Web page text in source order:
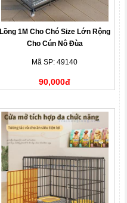
Lồng 1M Cho Chó Size Lớn Rộng
Cho Cún Nô Đùa
Mã SP: 49140
90,000đ